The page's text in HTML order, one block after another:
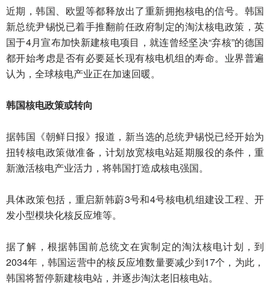
近期，韩国、欧盟等都释放出了重新拥抱核电的信号。韩国
新总统尹锡悦已着手推翻前任政府制定的淘汰核电政策，英
国于4月宣布加快新建核电项目，就连曾经坚决“弃核”的德国
都开始考虑是否有必要延长现有核电机组的寿命。业界普遍
认为，全球核电产业正在加速回暖。
韩国核电政策或转向
据韩国《朝鲜日报》报道，新当选的总统尹锡悦已经开始为
扭转核电政策做准备，计划放宽核电站延期服役的条件，重
新激活核电产业活力，将韩国打造成核电强国。
具体政策包括，重启新韩蔚3号和4号核电机组建设工程、开
发小型模块化核反应堆等。
据了解，根据韩国前总统文在寅制定的淘汰核电计划，到
2034年，韩国运营中的核反应堆数量要减少到17个，为此，
韩国将暂停新建核电站，并逐步淘汰老旧核电站。